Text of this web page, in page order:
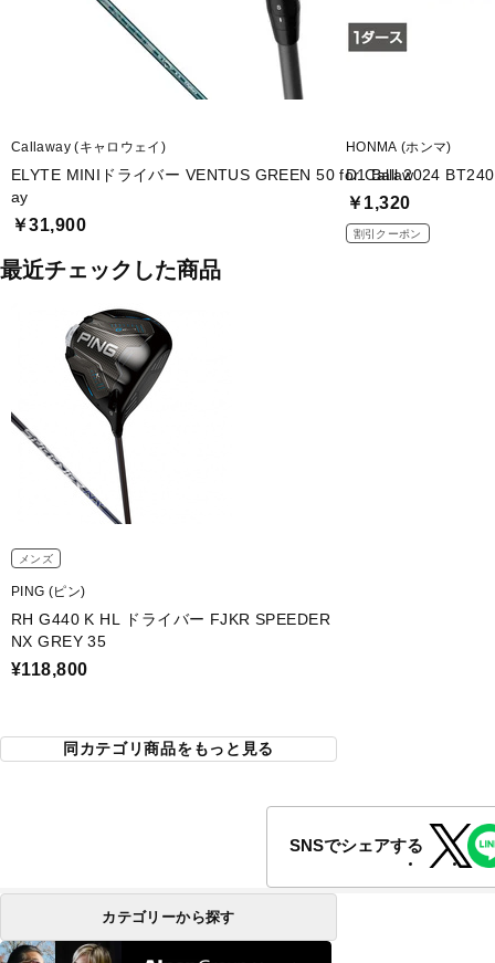
Callaway (キャロウェイ)
ELYTE MINIドライバー VENTUS GREEN 50 for Callaw
ay
￥31,900
HONMA (ホンマ)
D1 Ball 2024
￥1,320
割引クーポン
最近チェックした商品
メンズ
PING (ピン)
RH G440 K HL ドライバー FJKR SPEEDER
NX GREY 35
¥118,800
同カテゴリ商品をもっと見る
SNSでシェアする
カテゴリーから探す